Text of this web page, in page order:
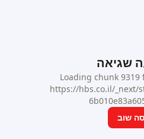
Loading
https://